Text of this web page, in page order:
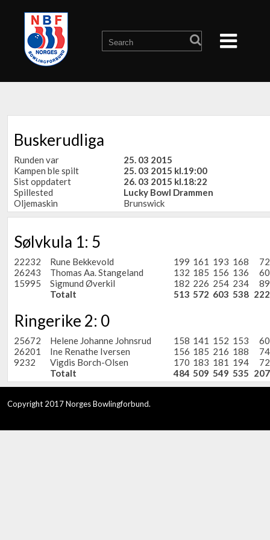
Buskerudliga
Runden var
25. 03 2015
Kampen ble spilt
25. 03 2015 kl.19:00
Sist oppdatert
26. 03 2015 kl.18:22
Spillested
Lucky Bowl Drammen
Oljemaskin
Brunswick
Sølvkula 1: 5
22232 Rune Bekkevold 199 161 193 168
26243
Thomas Aa. Stangeland 132 185 156 136
15995
Sigmund Øverkil 182 226 254 234
Totalt
513 572 603 538
Ringerike 2: 0
25672 Helene Johanne Johnsrud 158 141 152 153
26201
Ine Renathe Iversen 156 185 216 188
9232
Vigdis Borch-Olsen 170 183 181 194
Totalt
484 509 549 535
Copyright 2017 Norges Bowlingforbund.